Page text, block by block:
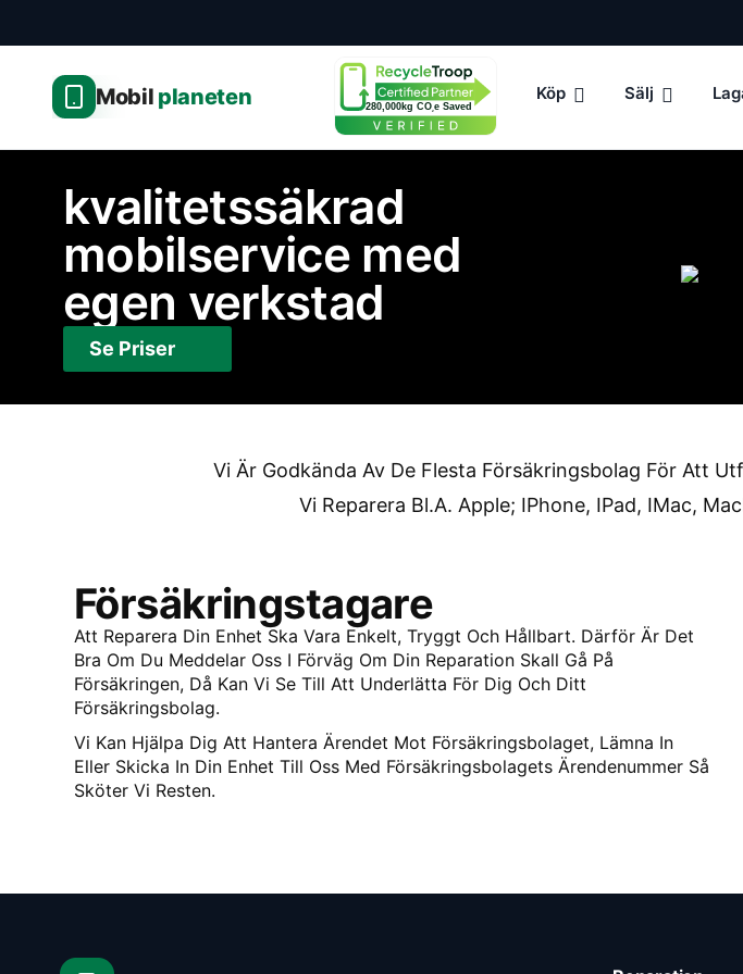
Mobil planeten 280,000kg CO2e Saved
Köp Sälj
kvalitetssäkrad
mobilservice med
egen verkstad
Se Priser
Vi Är Godkända Av De Flesta Försäkringsbolag För Att
Vi Reparera Bl.A. Apple; IPhone, IPad, IMac,
Försäkringstagare
Att Reparera Din Enhet Ska Vara Enkelt, Tryggt Och Hållbart. Därför Är Det
Bra Om Du Meddelar Oss I Förväg Om Din Reparation Skall Gå På
Försäkringen, Då Kan Vi Se Till Att Underlätta För Dig Och Ditt
Försäkringsbolag.
Vi Kan Hjälpa Dig Att Hantera Ärendet Mot Försäkringsbolaget, Lämna In
Eller Skicka In Din Enhet Till Oss Med Försäkringsbolagets Ärendenummer Så
Sköter Vi Resten.